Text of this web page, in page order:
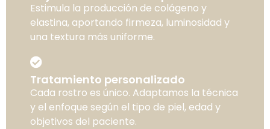
Estimula la producción de colágeno y
elastina, aportando firmeza, luminosidad y
una textura más uniforme.
Tratamiento personalizado
Cada rostro es único. Adaptamos la técnica
y el enfoque según el tipo de piel, edad y
objetivos del paciente.